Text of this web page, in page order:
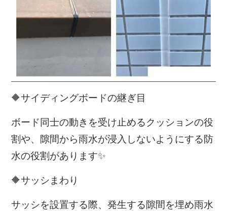
🔶サイディングボードの継ぎ目
ボード同士の動きを受け止めるクッションの役
割や、隙間から雨水が浸入しないようにする防
水の役割があります✨
🔶サッシまわり
サッシを設置する際、発生する隙間を埋め雨水